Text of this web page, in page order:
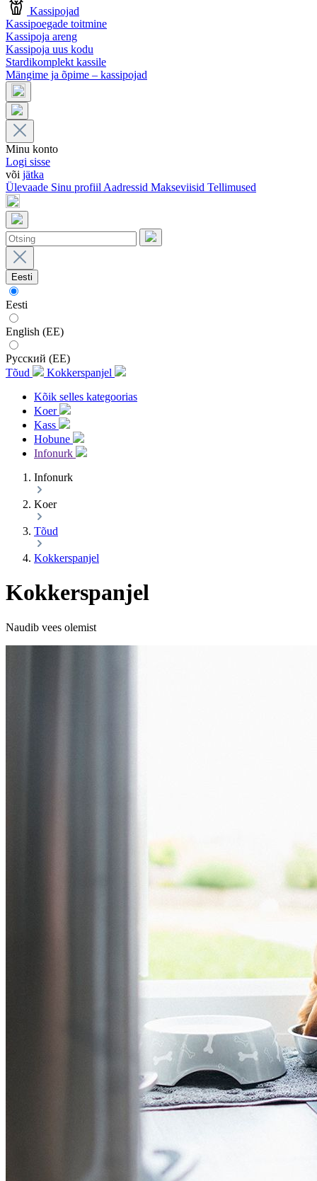
Kassipojad
Kassipoegade toitmine
Kassipoja areng
Kassipoja uus kodu
Stardikomplekt kassile
Mängime ja õpime – kassipojad
Minu konto
Logi sisse
või jätka
Ülevaade Sinu profiil Aadressid Makseviisid Tellimused
Eesti
Eesti
English (EE)
Русский (EE)
Tõud
Kokkerspanjel
Kõik selles kategoorias
Koer
Kass
Hobune
Infonurk
Infonurk
Koer
Tõud
Kokkerspanjel
Kokkerspanjel
Naudib vees olemist